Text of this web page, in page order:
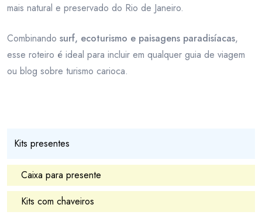
mais natural e preservado do Rio de Janeiro.
Combinando surf, ecoturismo e paisagens paradisíacas,
esse roteiro é ideal para incluir em qualquer guia de viagem
ou blog sobre turismo carioca.
Kits presentes
Caixa para presente
Kits com chaveiros